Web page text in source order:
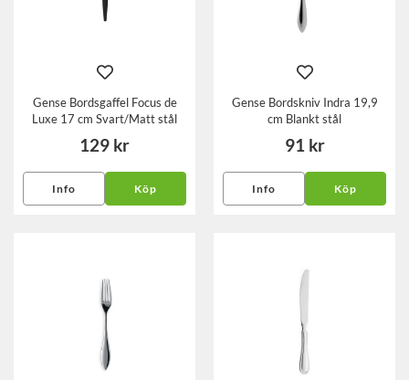
Gense Bordsgaffel Focus de
Luxe 17 cm Svart/Matt stål
129 kr
Info Köp
Gense Bordskniv Indra 19,9
cm Blankt stål
91 kr
Info Köp